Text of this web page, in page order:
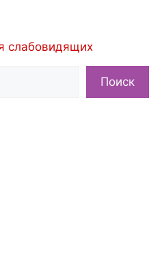
слабовидящих
Поиск